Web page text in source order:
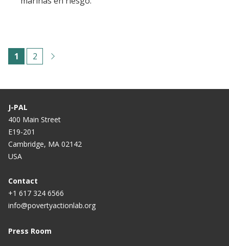
Paginación
C
r
r
e
n
t
a
g
e
1
P
g
n
a
2
J-PAL
400 Main Street
E19-201
Cambridge, MA 02142
USA
Contact
+1 617 324 6566
info@povertyactionlab.org
Press Room